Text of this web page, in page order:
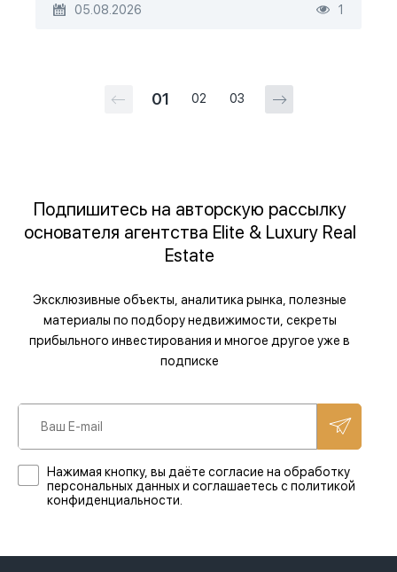
05.08.2026 1
01 02 03
Подпишитесь на авторскую рассылку
основателя агентства Elite & Luxury Real
Estate
Эксклюзивные объекты, аналитика рынка, полезные
материалы по подбору недвижимости, секреты
прибыльного инвестирования и многое другое уже в
подписке
Нажимая кнопку, вы даёте согласие на обработку
персональных данных и соглашаетесь с политикой
конфиденциальности.